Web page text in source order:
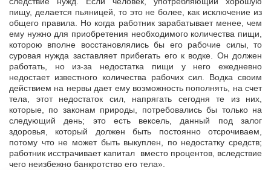
пищу, делается пьяницей, то это не более, как исключение из
общего правила. Но когда работник зарабатывает менее, чем
ему нужно для приобретения необходимого количества пищи,
которою вполне восстановлялись бы его рабочие силы, то
суровая нужда заставляет прибегать его к водке. Он должен
работать, но из-за недостатка пищи у него ежедневно
недостает известного количества рабочих сил. Водка своим
действием на нервы дает ему возможность пополнять, на счет
тела, этот недостаток сил, напрягать сегодня те из них,
которые, по законам природы, потребовались бы только на
следующий день; это есть вексель, данный под залог
здоровья, который должен быть постоянно отсрочиваем,
потому что не может быть выкуплен, по недостатку средств;
работник исстрачивает капитал вместо процентов, вследствие
чего неизбежно банкротство его тела».